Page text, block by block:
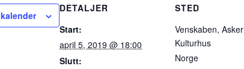
DETALJER
Start:
april 5, 2019 @ 18:00
Slutt:
STED
Venskaben, Asker
Kulturhus
Norge